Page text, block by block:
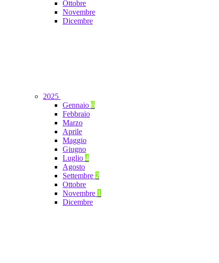
Ottobre
Novembre
Dicembre
2025
Gennaio 6
Febbraio
Marzo
Aprile
Maggio
Giugno
Luglio 4
Agosto
Settembre 2
Ottobre
Novembre 1
Dicembre